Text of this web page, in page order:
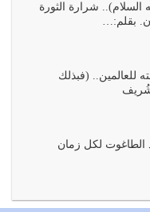
شرعه الله للناس في
السلام).. شرارة الثورة
بقلم:…
للعالمين.. (فبذلك
الطاغوت لكل زمان